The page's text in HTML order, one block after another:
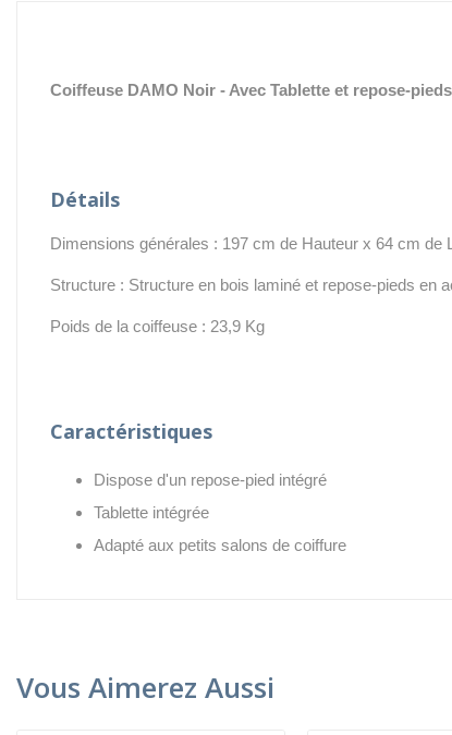
Coiffeuse DAMO Noir - Avec Tablette et repose-pieds
Détails
Dimensions générales : 197 cm de Hauteur x 64 cm de
Structure : Structure en bois laminé et repose-pieds en
Poids de la coiffeuse : 23,9 Kg
Caractéristiques
Dispose d'un repose-pied intégré
Tablette intégrée
Adapté aux petits salons de coiffure
Vous Aimerez Aussi